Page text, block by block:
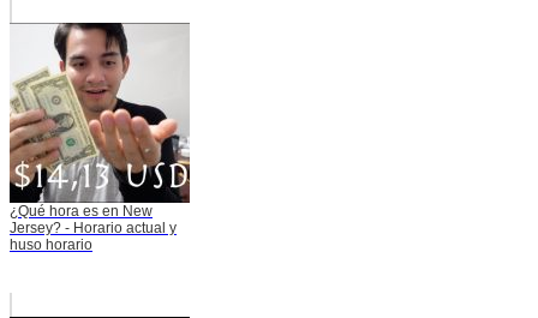
¿Qué hora es en New
Jersey? - Horario actual y
huso horario